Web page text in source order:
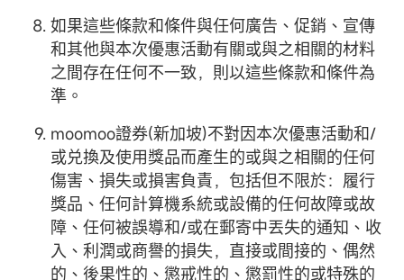
如果這些條款和條件與任何廣告、促銷、宣傳
和其他與本次優惠活動有關或與之相關的材料
之間存在任何不一致，則以這些條款和條件為
準。
moomoo證券(新加坡)不對因本次優惠活動和/
或兑換及使用獎品而產生的或與之相關的任何
傷害、損失或損害負責，包括但不限於：履行
獎品、任何計算機系統或設備的任何故障或故
障、任何被誤導和/或在郵寄中丟失的通知、收
入、利潤或商譽的損失，直接或間接的、偶然
的、後果性的、懲戒性的、懲罰性的或特殊的